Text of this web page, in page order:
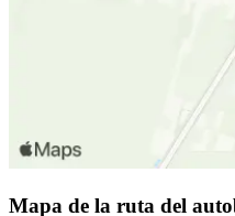
Mapa de la ruta del